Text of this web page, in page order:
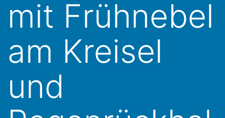
mit Frühnebel
am Kreisel
und